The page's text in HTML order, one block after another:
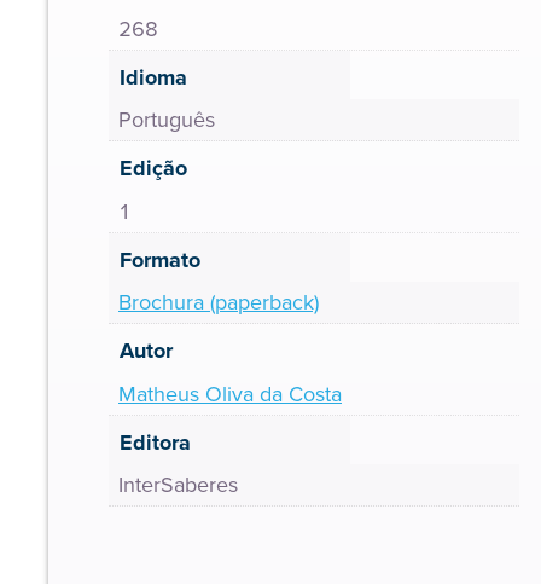
268
Idioma
Português
Edição
1
Formato
Brochura (paperback)
Autor
Matheus Oliva da Costa
Editora
InterSaberes